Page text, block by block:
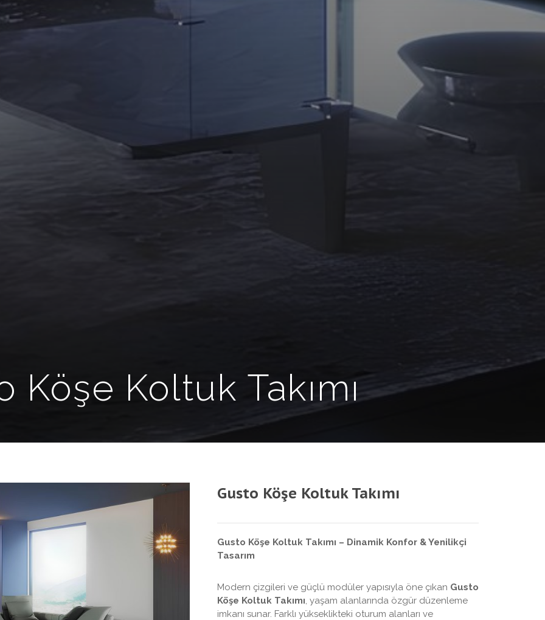
Köşe Koltuk Takımı
Gusto Köşe Koltuk Takımı
Gusto Köşe Koltuk Takımı – Dinamik Konfor & Yenilikçi
Tasarım
Modern çizgileri ve güçlü modüler yapısıyla öne çıkan Gusto
Köşe Koltuk Takımı , yaşam alanlarında özgür düzenleme
imkanı sunar. Farklı yükseklikteki oturum alanları ve